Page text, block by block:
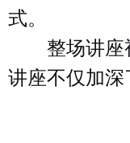
式。
整场讲座
讲座不仅加深